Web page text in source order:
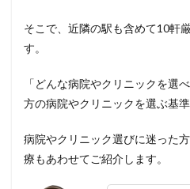
そこで、近隣の駅も含めて10軒
す。
「どんな病院やクリニックを選
方の病院やクリニックを選ぶ基
病院やクリニック選びに迷った
療もあわせてご紹介します。